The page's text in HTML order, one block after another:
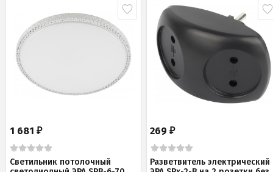
1 681 ₽
Светильник потолочный
269₽
Разветвитель электрический